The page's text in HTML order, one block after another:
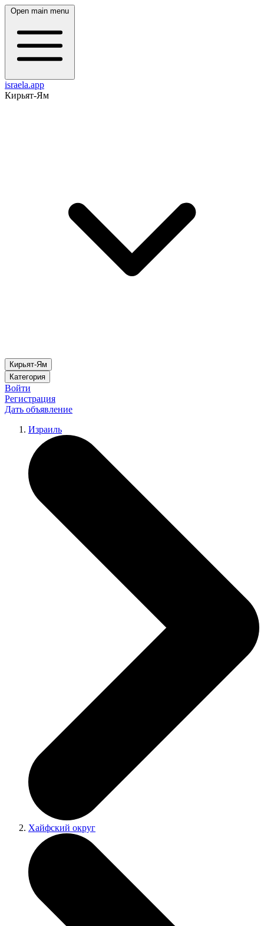
Open main menu
israela.app
Кирьят-Ям
Кирьят-Ям
Категория
Войти
Регистрация
Дать объявление
Израиль
Хайфский округ